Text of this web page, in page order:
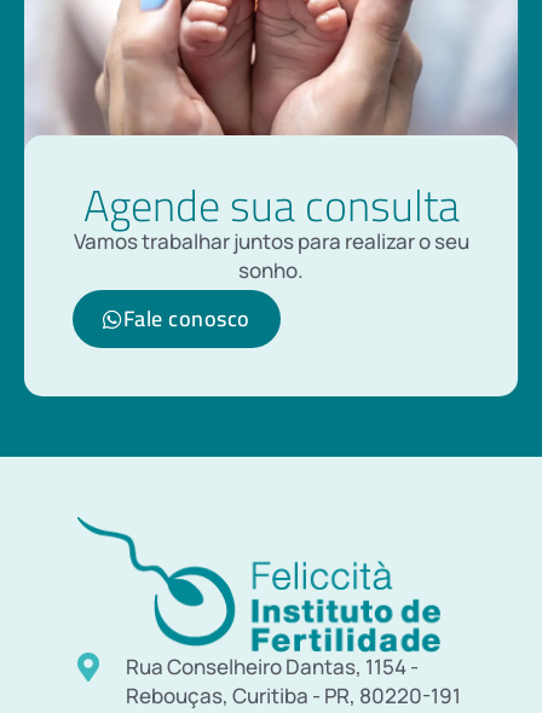
Agende sua consulta
Vamos trabalhar juntos para realizar o seu
sonho.
Fale conosco
Rua Conselheiro Dantas, 1154 -
Rebouças, Curitiba - PR, 80220-191